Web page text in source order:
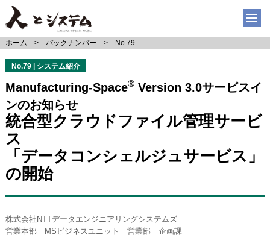
ホーム バックナンバー No.79
No.79 | システム紹介
Manufacturing-Space®Version 3.0サービスイ
ンのお知らせ
統合型クラウドファイル管理サービ
ス
「データコンシェルジュサービス」
の開始
株式会社NTTデータエンジニアリングシステムズ
営業本部 MSビジネスユニット 営業部 企画課